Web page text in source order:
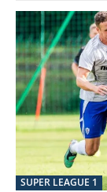
SUPER LEAGUE 1